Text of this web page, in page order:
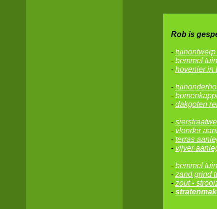
Rob is
-
- bemmel
- hovenier in
-
-
- dakgoten
-
- vlonder
- terras
- vijver
- bemmel
- zand grind
- zout -
-